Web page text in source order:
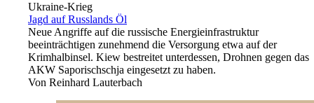
Ukraine-Krieg
Jagd auf Russlands Öl
Neue Angriffe auf die russische Energieinfrastruktur
beeinträchtigen zunehmend die Versorgung etwa auf der
Krimhalbinsel. Kiew bestreitet unterdessen, Drohnen gegen das
AKW Saporischschja eingesetzt zu haben.
Von Reinhard Lauterbach